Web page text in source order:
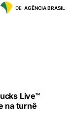
DE AGÊNCIA BRASIL
Live™
na turnê